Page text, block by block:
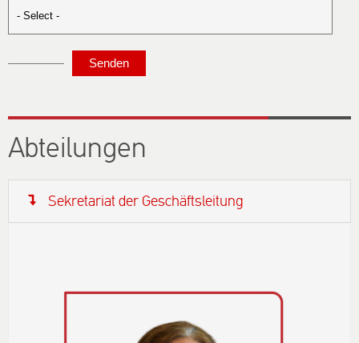
Abteilungen
Sekretariat der Geschäftsleitung